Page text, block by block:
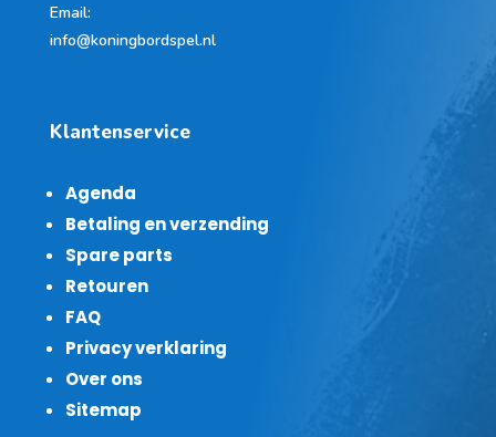
Email:
info@koningbordspel.nl
Klantenservice
Agenda
Betaling en verzending
Spare parts
Retouren
FAQ
Privacy verklaring
Over ons
Sitemap